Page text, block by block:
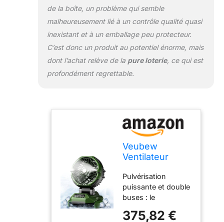
ventilateur
brumisateur
portable
rechargeable
adopte un moteur
sans balais,
durable. Le
batterie est équipé
d'un pulvérisateur à
4 vitesses (2500
ml/h, 3000 ml/h,
4500 ml/h, 6000
ml/H) et d'une
fonction de réglage
de la vitesse du
vent à 4 vitesses (4
m/s) pour répondre
de la boîte, un problème qui semble
malheureusement lié à un contrôle qualité quasi
inexistant et à un emballage peu protecteur.
C’est donc un produit au potentiel énorme, mais
dont l’achat relève de la pure loterie, ce qui est
profondément regrettable.
Veubew
Ventilateur
portable, 30
000 mAh,
alimenté par
batterie
Pulvérisation
puissante et double
buses : le
brumisation
375,82 €